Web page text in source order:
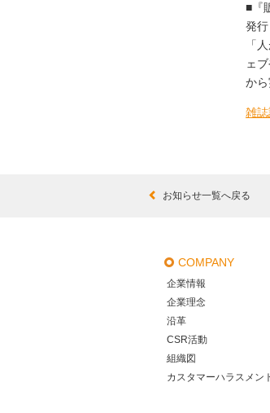
■『
発
「
ェ
か
雑
お知らせ一覧へ戻る
COMPANY
企業情報
企業理念
沿革
CSR活動
組織図
カスタマーハラスメン